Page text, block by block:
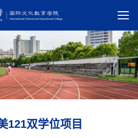
121双学位项目